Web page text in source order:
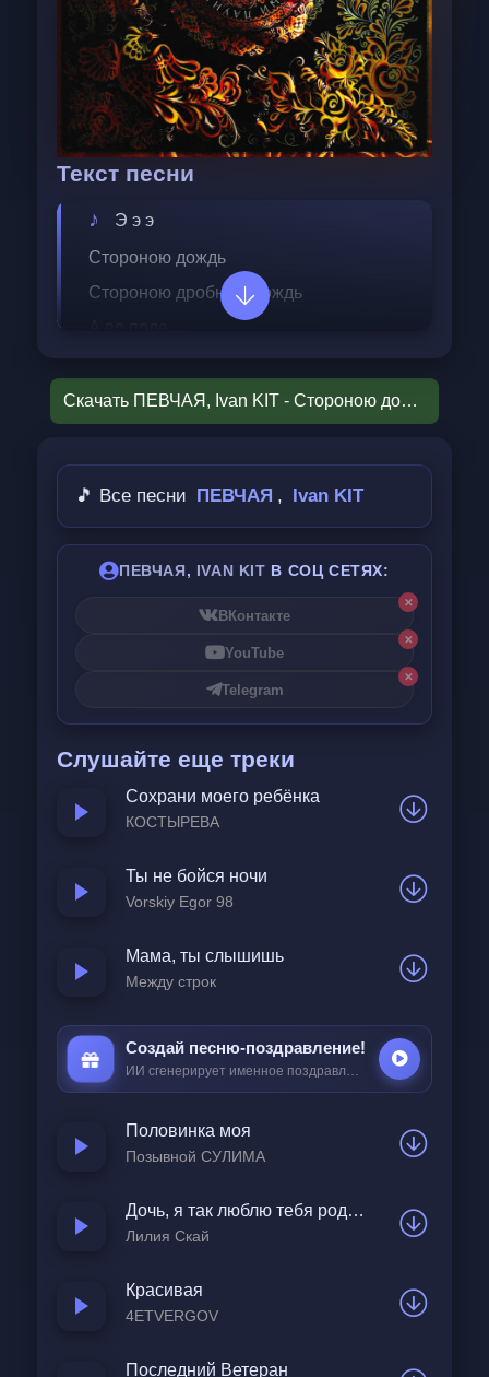
Текст песни
Э э э
Стороною дождь
Стороною дробный дождь
Да все красна девка сле
Э э э
Стороною дождь
А во поле
Да все красна девка сле
А во поле туман
Подымается
Подымается
Слезно плакала
Голова болит
Аааааааааа
Ая ие ээээ ээ
Аааааааа
Ой мамочка душно мне тут быть голова
болит
Ой мамочка душно мне тут быть голова
Ааааа аа
Э э э
Скачать ПЕВЧАЯ, Ivan KIT - Стороною дождь.mp3
🎵 Все песни ПЕВЧАЯ , Ivan KIT
ПЕВЧАЯ, IVAN KIT В СОЦ СЕТЯХ:
ВКонтакте
✕
YouTube
✕
Telegram
✕
Слушайте еще треки
Сохрани моего ребёнка
КОСТЫРЕВА
Ты не бойся ночи
Vorskiy Egor 98
Мама, ты слышишь
Между строк
Создай песню-поздравление!
ИИ сгенерирует именное поздравление всего за
Половинка моя
Позывной СУЛИМА
Дочь, я так люблю тебя родная
Лилия Скай
Красивая
4ETVERGOV
Последний Ветеран